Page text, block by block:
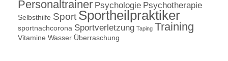
Personaltrainer Psychologie Psychotherapie
Selbsthilfe Sport Sportheilpraktiker
sportnachcorona Sportverletzung Taping Training
Vitamine Wasser Überraschung